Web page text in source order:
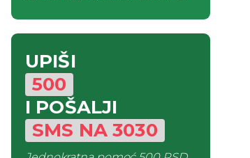
UPIŠI
500
I POŠALJI
SMS NA3030